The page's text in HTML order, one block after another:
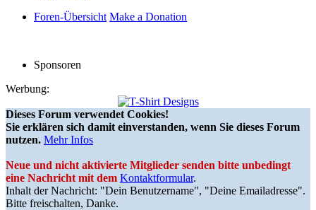
Foren-Übersicht Make a Donation
Sponsoren
Werbung:
Dieses Forum verwendet Cookies!
Sie erklären sich damit einverstanden, wenn Sie dieses Forum
nutzen. Mehr Infos
Neue und nicht aktivierte Mitglieder senden bitte unbedingt
eine Nachricht mit dem Kontaktformular.
Inhalt der Nachricht: "Dein Benutzername", "Deine Emailadresse".
Bitte freischalten, Danke.